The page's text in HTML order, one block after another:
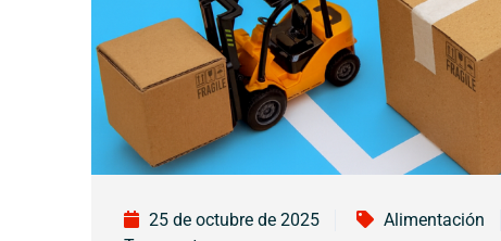
25 de octubre de 2025 Alimentación